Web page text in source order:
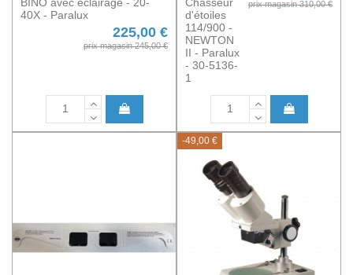
40X - Paralux
225,00 €
prix magasin 245,00 €
d'étoiles
114/900 -
NEWTON
II - Paralux
- 30-5136-
1
prix magasin 310,00 €
-49,00 €